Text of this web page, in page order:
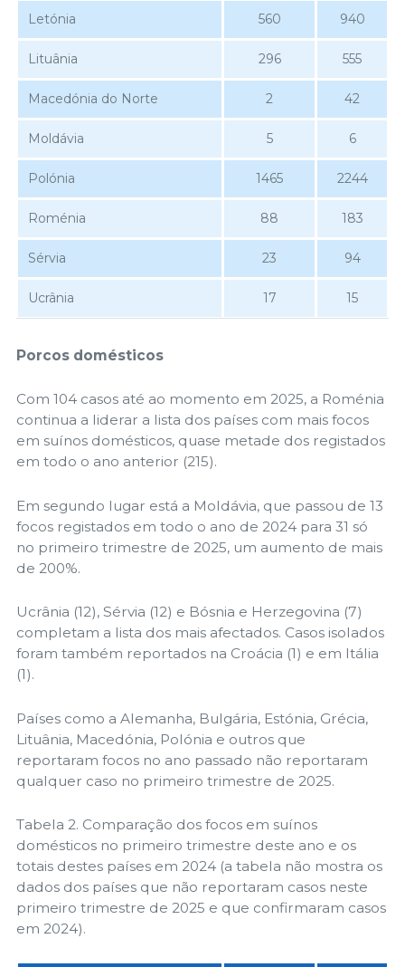
Letónia 560 940
Lituânia 296 555
Macedónia do Norte 2 42
Moldávia 5 6
Polónia 1465 2244
Roménia 88 183
Sérvia 23 94
Ucrânia 17 15
Porcos domésticos
Com 104 casos até ao momento em 2025, a Roménia
continua a liderar a lista dos países com mais focos
em suínos domésticos, quase metade dos registados
em todo o ano anterior (215).
Em segundo lugar está a Moldávia, que passou de 13
focos registados em todo o ano de 2024 para 31 só
no primeiro trimestre de 2025, um aumento de mais
de 200%.
Ucrânia (12), Sérvia (12) e Bósnia e Herzegovina (7)
completam a lista dos mais afectados. Casos isolados
foram também reportados na Croácia (1) e em Itália
(1).
Países como a Alemanha, Bulgária, Estónia, Grécia,
Lituânia, Macedónia, Polónia e outros que
reportaram focos no ano passado não reportaram
qualquer caso no primeiro trimestre de 2025.
Tabela 2. Comparação dos focos em suínos
domésticos no primeiro trimestre deste ano e os
totais destes países em 2024 (a tabela não mostra os
dados dos países que não reportaram casos neste
primeiro trimestre de 2025 e que confirmaram casos
em 2024).